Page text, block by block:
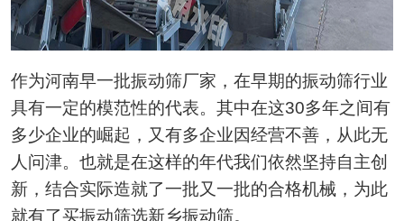
作为河南早一批振动筛厂家，在早期的振动筛行业
具有一定的模范性的代表。其中在这30多年之间有
多少企业的崛起，又有多企业因经营不善，从此无
人问津。也就是在这样的年代我们依然坚持自主创
新，结合实际造就了一批又一批的合格机械，为此
就有了买振动筛选新乡振动筛。